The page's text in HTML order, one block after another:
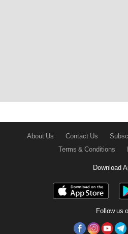
About Us Contact Us
Terms & Conditions
Download
Follow us